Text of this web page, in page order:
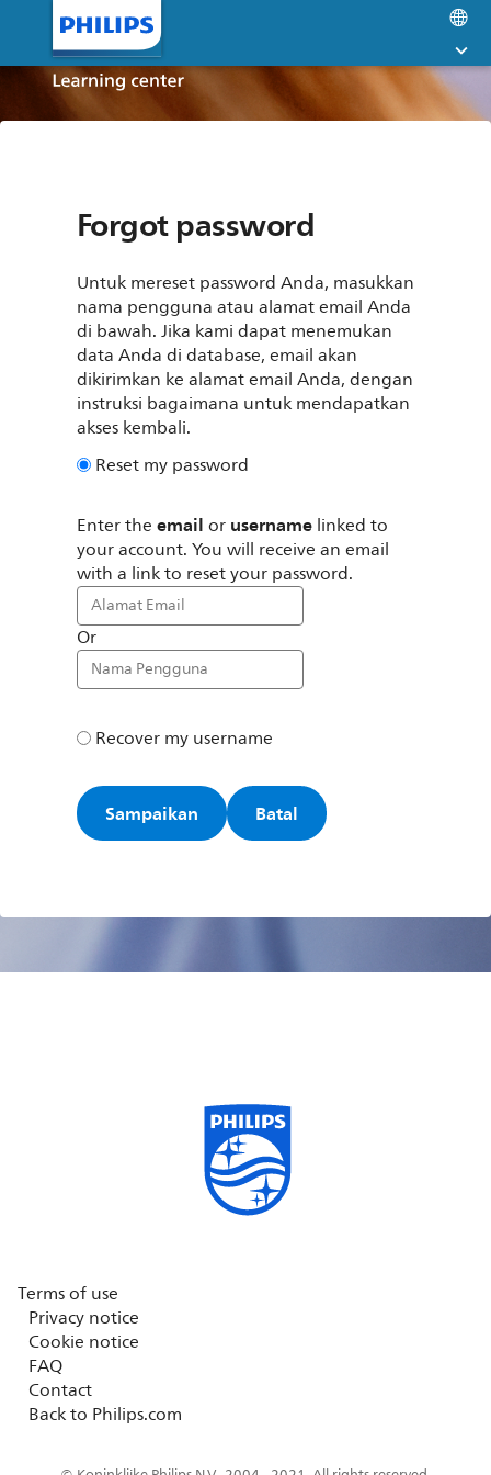
konten
utama
Forgot password
Untuk mereset password Anda, masukkan
nama pengguna atau alamat email Anda
di bawah. Jika kami dapat menemukan
data Anda di database, email akan
dikirimkan ke alamat email Anda, dengan
instruksi bagaimana untuk mendapatkan
akses kembali.
Reset my password
Enter theemailorusernamelinked to
your account. You will receive an email
with a link to reset your password.
Or
Recover my username
Terms of use
Privacy notice
Cookie notice
FAQ
Contact
Back to Philips.com